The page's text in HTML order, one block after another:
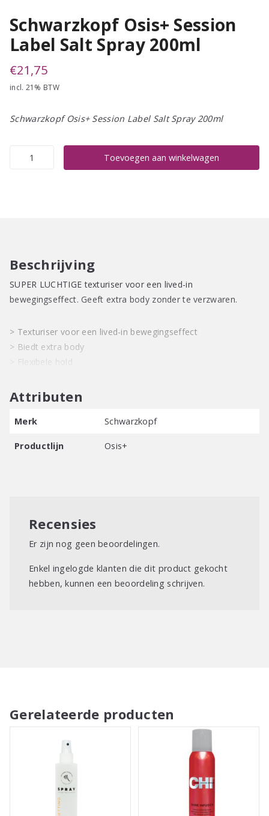
Schwarzkopf Osis+ Session
Label Salt Spray 200ml
€21,75
incl. 21% BTW
Schwarzkopf Osis+ Session Label Salt Spray 200ml
Schwarzkopf
Toevoegen aan winkelwagen
Beschrijving
SUPER LUCHTIGE texturiser voor een lived-in
bewegingseffect. Geeft extra body zonder te verzwaren.
> Texturiser voor een lived-in bewegingseffect
> Biedt extra body
> Flexibele hold
Attributen
Merk Schwarzkopf
Productlijn Osis+
Recensies
Er zijn nog geen beoordelingen.
Enkel ingelogde klanten die dit product gekocht
hebben, kunnen een beoordeling schrijven.
Gerelateerde producten